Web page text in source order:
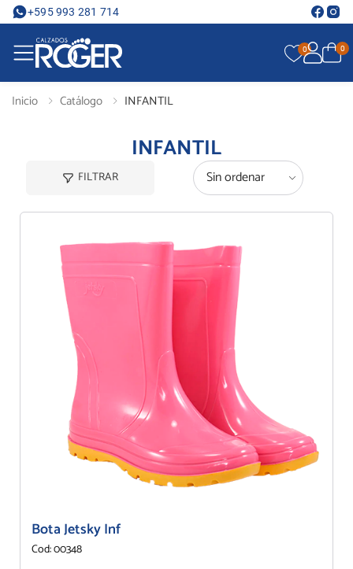
+595 993 281 714
0 0
Inicio Catálogo INFANTIL
INFANTIL
FILTRAR
Bota Jetsky Inf
Cod: 00348